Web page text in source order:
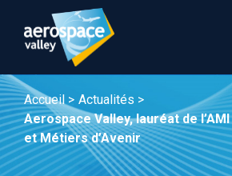
contenu
Accueil > Actualités >
Aerospace Valley, lauréat de
et Métiers d’Avenir